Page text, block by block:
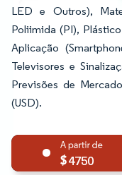
LED e Outros),
Poliimida (PI),
Aplicação
Televisores e
Previsões de
(USD).
4750